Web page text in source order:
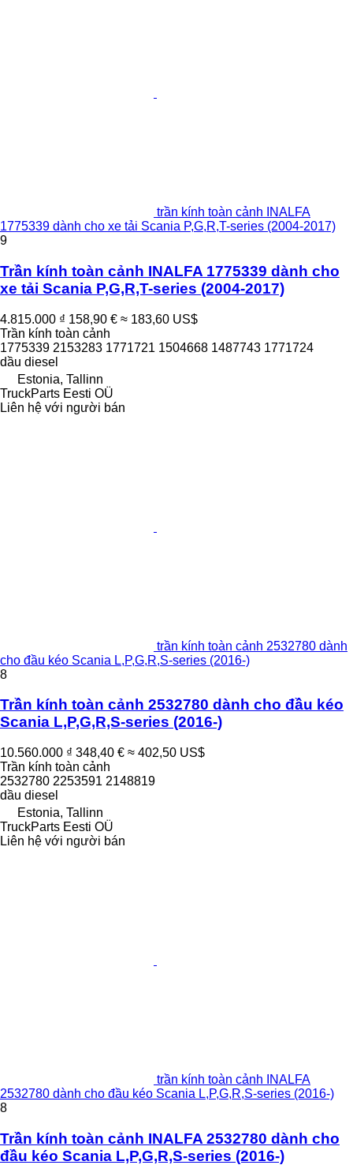
trần kính toàn cảnh INALFA
1775339 dành cho xe tải Scania P,G,R,T-series (2004-2017)
9
Trần kính toàn cảnh INALFA 1775339 dành cho
xe tải Scania P,G,R,T-series (2004-2017)
4.815.000 ₫ 158,90 € ≈ 183,60 US$
Trần kính toàn cảnh
1775339 2153283 1771721 1504668 1487743 1771724
dầu diesel
Estonia, Tallinn
TruckParts Eesti OÜ
Liên hệ với người bán
trần kính toàn cảnh 2532780 dành
cho đầu kéo Scania L,P,G,R,S-series (2016-)
8
Trần kính toàn cảnh 2532780 dành cho đầu kéo
Scania L,P,G,R,S-series (2016-)
10.560.000 ₫ 348,40 € ≈ 402,50 US$
Trần kính toàn cảnh
2532780 2253591 2148819
dầu diesel
Estonia, Tallinn
TruckParts Eesti OÜ
Liên hệ với người bán
trần kính toàn cảnh INALFA
2532780 dành cho đầu kéo Scania L,P,G,R,S-series (2016-)
8
Trần kính toàn cảnh INALFA 2532780 dành cho
đầu kéo Scania L,P,G,R,S-series (2016-)